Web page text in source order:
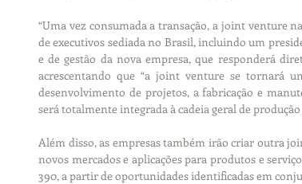
“Uma vez consumada a transação, a joint venture
de executivos sediada no Brasil, incluindo um
e de gestão da nova empresa, que responderá
acrescentando que “a joint venture se tornará
desenvolvimento de projetos, a fabricação e
será totalmente integrada à cadeia geral de
Além disso, as empresas também irão criar outra
novos mercados e aplicações para produtos e
390, a partir de oportunidades identificadas em